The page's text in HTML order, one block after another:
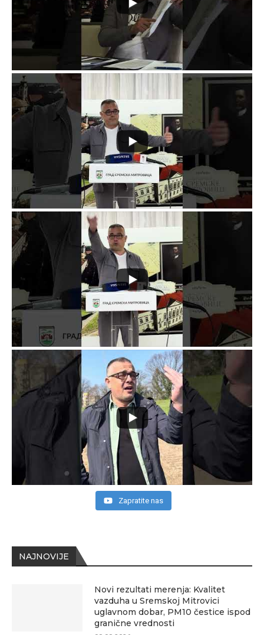
NAJNOVIJE
Novi rezultati merenja: Kvalitet
vazduha u Sremskoj Mitrovici
uglavnom dobar, PM10 čestice ispod
granične vrednosti
Zapratite nas